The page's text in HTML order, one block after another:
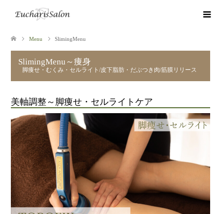
Menu SlimingMenu
SlimingMenu～痩身
脚痩せ・むくみ・セルライト/皮下脂肪・だぶつき肉/筋膜リリース
美軸調整～脚痩せ・セルライトケア